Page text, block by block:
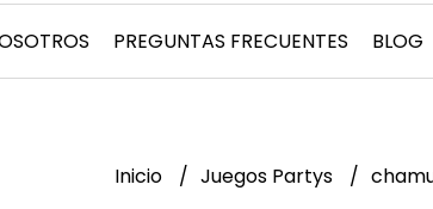
PREGUNTAS FRECUENTES BLOG
Inicio Juegos Partys